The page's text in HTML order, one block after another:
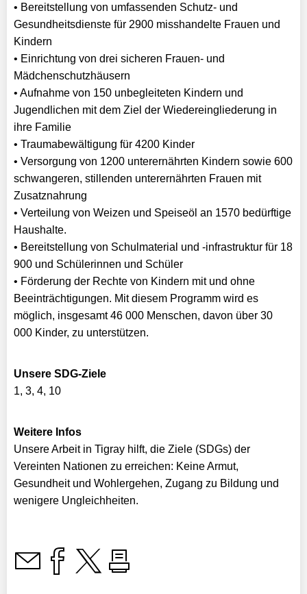
• Bereitstellung von umfassenden Schutz- und
Gesundheitsdienste für 2900 misshandelte Frauen und
Kindern
• Einrichtung von drei sicheren Frauen- und
Mädchenschutzhäusern
• Aufnahme von 150 unbegleiteten Kindern und
Jugendlichen mit dem Ziel der Wiedereingliederung in
ihre Familie
• Traumabewältigung für 4200 Kinder
• Versorgung von 1200 unterernährten Kindern sowie 600
schwangeren, stillenden unterernährten Frauen mit
Zusatznahrung
• Verteilung von Weizen und Speiseöl an 1570 bedürftige
Haushalte.
• Bereitstellung von Schulmaterial und -infrastruktur für 18
900 und Schülerinnen und Schüler
• Förderung der Rechte von Kindern mit und ohne
Beeinträchtigungen. Mit diesem Programm wird es
möglich, insgesamt 46 000 Menschen, davon über 30
000 Kinder, zu unterstützen.
Unsere SDG-Ziele
1, 3, 4, 10
Weitere Infos
Unsere Arbeit in Tigray hilft, die Ziele (SDGs) der
Vereinten Nationen zu erreichen: Keine Armut,
Gesundheit und Wohlergehen, Zugang zu Bildung und
wenigere Ungleichheiten.